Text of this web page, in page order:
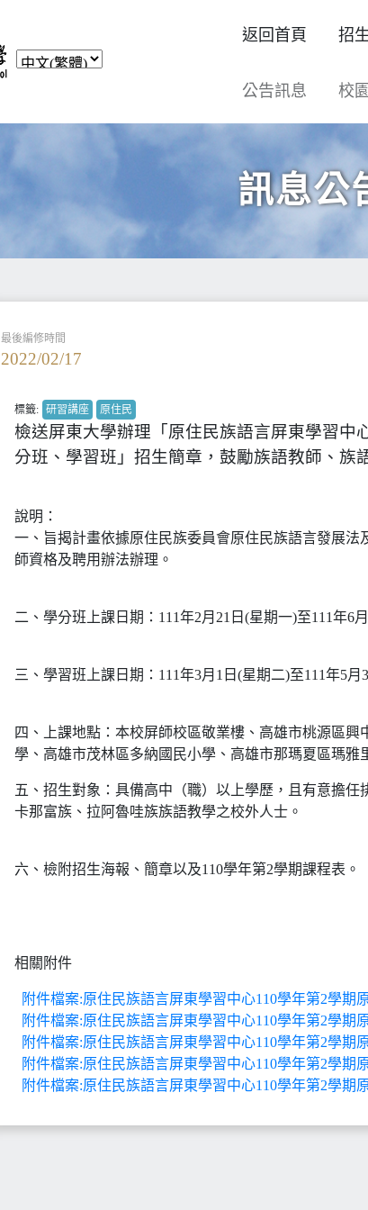
返回首頁 招
公告訊息 校
訊息公
最後編修時間
2022/02/17
標籤: 研習講座 原住民
檢送屏東大學辦理「原住民族語言屏東學習中
分班、學習班」招生簡章，鼓勵族語教師、族
說明：
一、旨揭計畫依據原住民族委員會原住民族語言發展
師資格及聘用辦法辦理。
二、學分班上課日期：111年2月21日(星期一)至111年6
三、學習班上課日期：111年3月1日(星期二)至111年5月
四、上課地點：本校屏師校區敬業樓、高雄市桃源區
學、高雄市茂林區多納國民小學、高雄市那瑪夏區瑪雅
五、招生對象：具備高中（職）以上學歷，且有意擔
卡那富族、拉阿魯哇族族語教學之校外人士。
六、檢附招生海報、簡章以及110學年第2學期課程表。
相關附件
附件檔案:原住民族語言屏東學習中心110學年第2學期
附件檔案:原住民族語言屏東學習中心110學年第2學期
附件檔案:原住民族語言屏東學習中心110學年第2學期
附件檔案:原住民族語言屏東學習中心110學年第2學期
附件檔案:原住民族語言屏東學習中心110學年第2學期